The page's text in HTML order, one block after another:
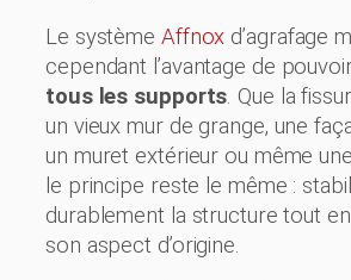
Le système Affnox d’agrafage
cependant l’avantage de
tous les supports. Que la
un vieux mur de grange, une
un muret extérieur ou même
le principe reste le même :
durablement la structure tout
son aspect d’origine.